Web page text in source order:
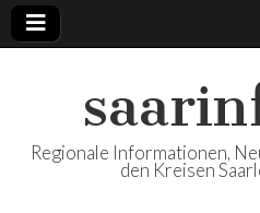
Regionale Informationen,
den Kreisen